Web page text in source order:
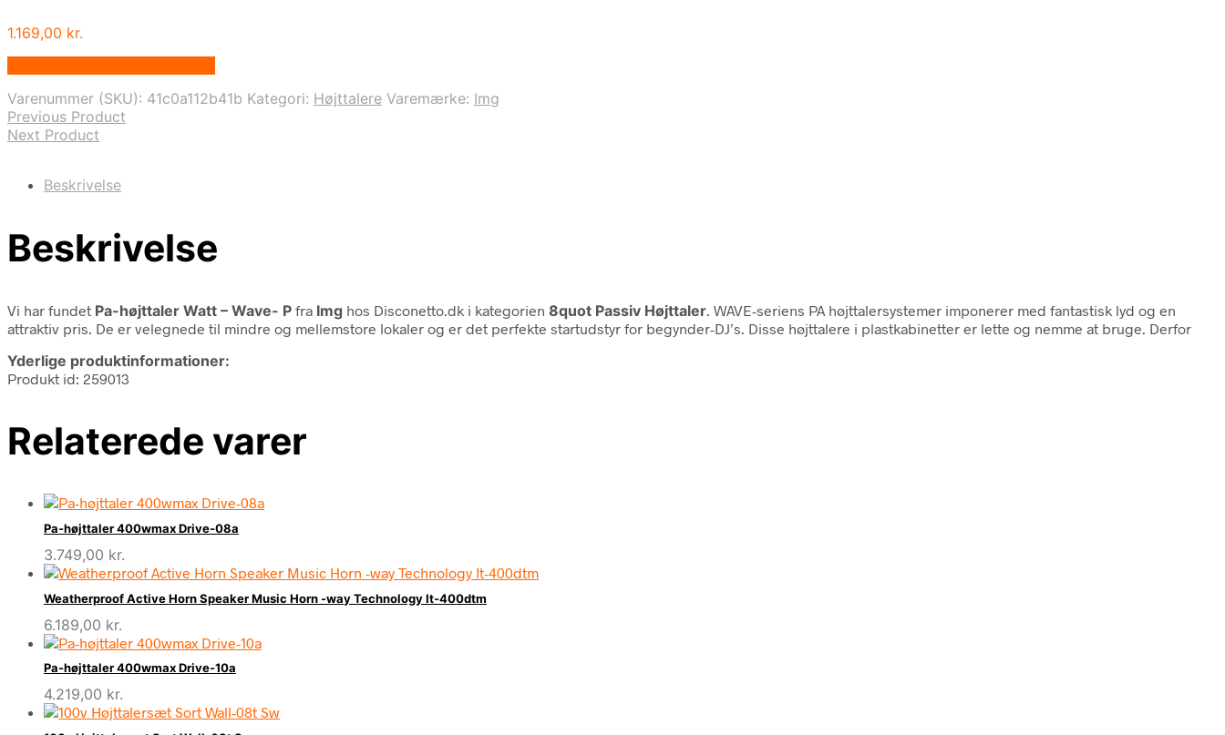
1.169,00 kr.
Varenummer (SKU): 41c0a112b41b Kategori: Højttalere Varemærke: Img
Previous Product
Next Product
Beskrivelse
Beskrivelse
Vi har fundet Pa-højttaler Watt – Wave- P fra Img hos Disconetto.dk i kategorien 8quot Passiv Højttaler . WAVE-seriens PA højttalersystemer imponerer med fantastisk lyd og en
attraktiv pris. De er velegnede til mindre og mellemstore lokaler og er det perfekte startudstyr for begynder-DJ’s. Disse højttalere i plastkabinetter er lette og nemme at bruge. Derfor
Yderlige produktinformationer:
Produkt id: 259013
Relaterede varer
Pa-højttaler 400wmax Drive-08a
3.749,00 kr.
Weatherproof Active Horn Speaker Music Horn -way Technology It-400dtm
6.189,00 kr.
Pa-højttaler 400wmax Drive-10a
4.219,00 kr.